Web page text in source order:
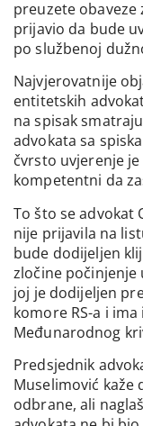
preuzete obaveze
prijavio da bude
po službenoj
Najvjerovatnije
entitetskih
na spisak
advokata sa
čvrsto uvjerenje
kompetentni da
To što se advokat
nije prijavila na
bude dodijeljen
zločine počinjenje
joj je dodijeljen
komore RS-a i
Međunarodnog
Predsjednik
Muselimović kaže
odbrane, ali